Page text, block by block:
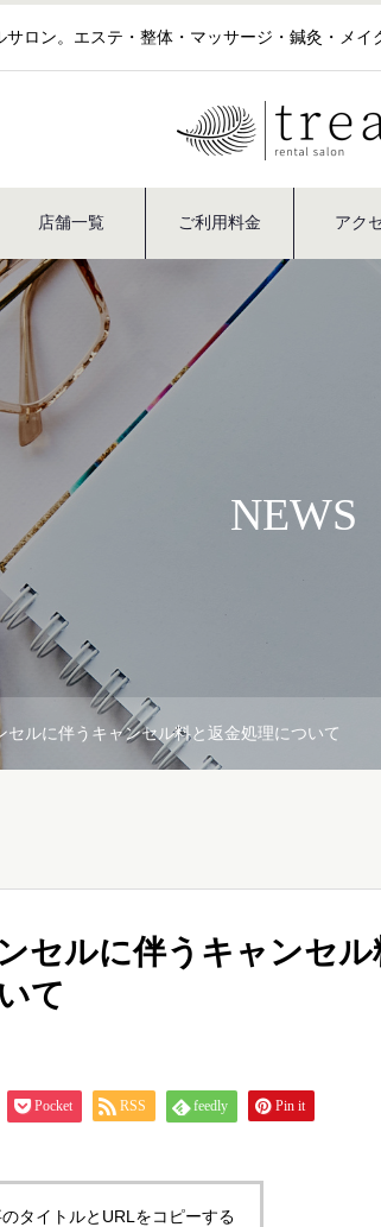
ロン。エステ・整体・マッサージ・鍼灸・メ
店舗一覧 ご利用料金 アク
NEWS
セルに伴うキャンセル料と返金処理について
セルに伴うキャンセル
て
Pocket RSS feedly Pin it
タイトルとURLをコピーする